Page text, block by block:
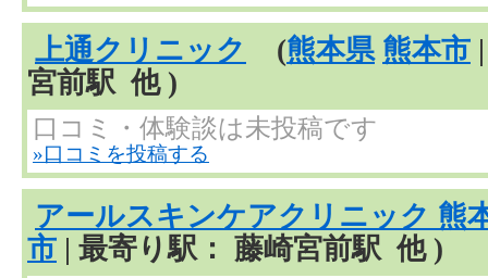
上通クリニック (熊本県 熊本市
宮前駅 他 )
口コミ・体験談は未投稿です
»口コミを投稿する
アールスキンケアクリニック 熊
市 | 最寄り駅： 藤崎宮前駅 他 )